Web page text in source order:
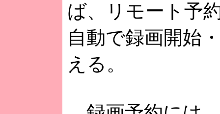
ば、リモート予
自動で録画開始
える。